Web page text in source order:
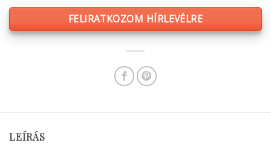
FELIRATKOZOM HÍRLEVÉLRE
LEÍRÁS